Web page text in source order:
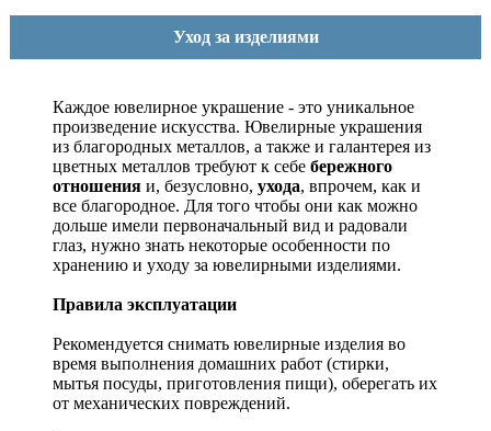
Уход за изделиями
Каждое ювелирное украшение - это уникальное
произведение искусства. Ювелирные украшения
из благородных металлов, а также и галантерея из
цветных металлов требуют к себе бережного
отношения и, безусловно, ухода, впрочем, как и
все благородное. Для того чтобы они как можно
дольше имели первоначальный вид и радовали
глаз, нужно знать некоторые особенности по
хранению и уходу за ювелирными изделиями.
Правила эксплуатации
Рекомендуется снимать ювелирные изделия во
время выполнения домашних работ (стирки,
мытья посуды, приготовления пищи), оберегать их
от механических повреждений.